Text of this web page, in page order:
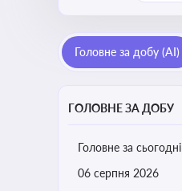
Головне за добу (AI)
ГОЛОВНЕ ЗА ДОБУ
Головне за сьогодні
06 серпня 2026